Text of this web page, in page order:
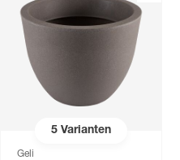
5Varianten
Geli